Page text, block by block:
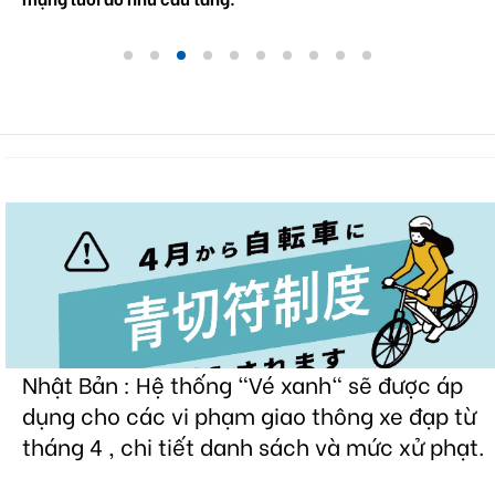
Nhật Bản : Hệ thống "Vé xanh" sẽ được áp
dụng cho các vi phạm giao thông xe đạp từ
tháng 4 , chi tiết danh sách và mức xử phạt.